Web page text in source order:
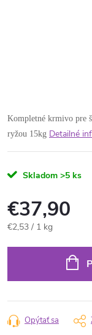
Kompletné krmivo pre
ryžou 15kg Detailné
Skladom >5 ks
€37,90
Jednotková
€2,53 / 1 kg
Opýtať sa